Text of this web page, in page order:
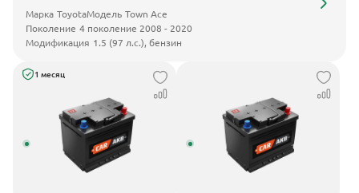
Марка ToyotaМодель Town Ace
Поколение 4 поколение 2008 - 2020
Модификация 1.5 (97 л.с.), бензин
1 месяц